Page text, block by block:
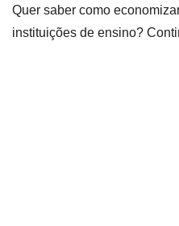
Quer saber como
instituições de ensino?